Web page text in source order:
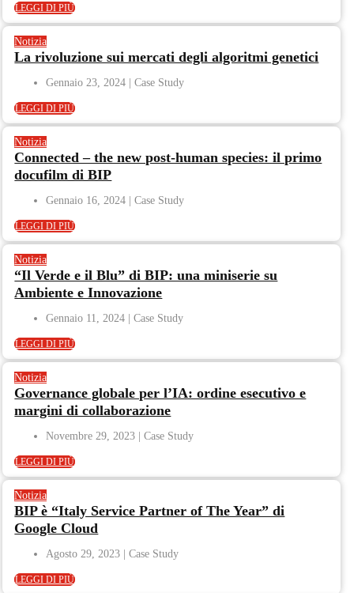
LEGGI DI PIÙ
Notizia
La rivoluzione sui mercati degli algoritmi genetici
Gennaio 23, 2024
LEGGI DI PIÙ
Notizia
Connected – the new post-human species: il primo
docufilm di BIP
Gennaio 16, 2024
LEGGI DI PIÙ
Notizia
“Il Verde e il Blu” di BIP: una miniserie su
Ambiente e Innovazione
Gennaio 11, 2024
LEGGI DI PIÙ
Notizia
Governance globale per l’IA: ordine esecutivo e
margini di collaborazione
Novembre 29, 2023
LEGGI DI PIÙ
Notizia
BIP è “Italy Service Partner of The Year” di
Google Cloud
Agosto 29, 2023
LEGGI DI PIÙ